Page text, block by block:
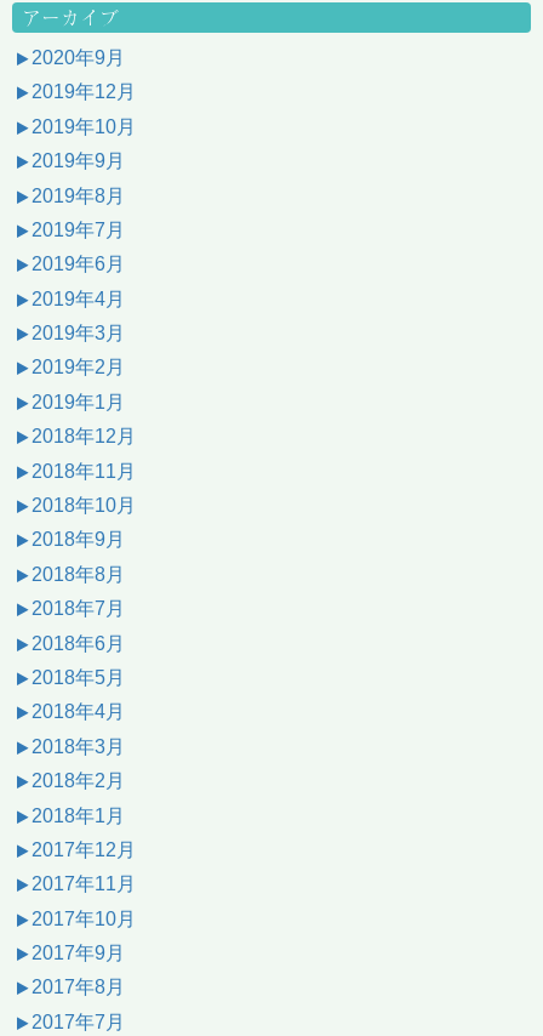
アーカイブ
2020年9月
2019年12月
2019年10月
2019年9月
2019年8月
2019年7月
2019年6月
2019年4月
2019年3月
2019年2月
2019年1月
2018年12月
2018年11月
2018年10月
2018年9月
2018年8月
2018年7月
2018年6月
2018年5月
2018年4月
2018年3月
2018年2月
2018年1月
2017年12月
2017年11月
2017年10月
2017年9月
2017年8月
2017年7月